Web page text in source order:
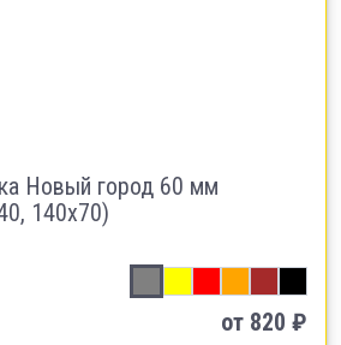
Новый город 60 мм
140х70)
от 820 ₽